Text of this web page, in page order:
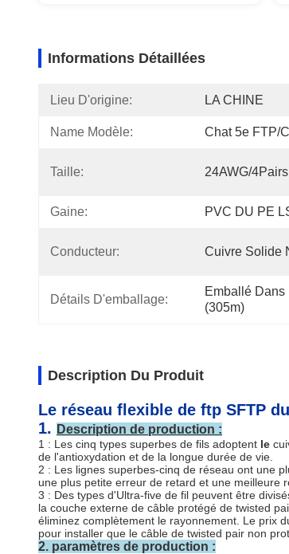
Informations Détaillées
Lieu D'origine: LA CHINE
Name Modèle: Chat 5e FTP/
Taille: 24AWG/4Pairs
Gaine: PVC DU PE
Conducteur: Cuivre Solide
Détails D'emballage:
Emballé Dans
(305m)
Description Du Produit
Le réseau flexible de ftp SFTP
1. Description de production :
1 : Les cinq types superbes de fils adoptent le
de l'antioxydation et de la longue durée de vie.
2 : Les lignes superbes-cinq de réseau ont une
une plus petite erreur de retard et une meilleure
3 : Des types d'Ultra-five de fil peuvent être
la couche externe de câble protégé de twisted
éliminez complètement le rayonnement. Le prix
pour installer que le câble de twisted pair non
2. paramètres de production :